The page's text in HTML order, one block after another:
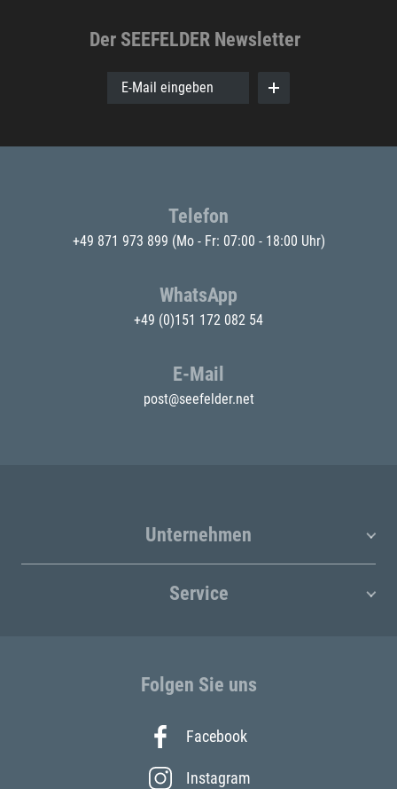
Der SEEFELDER Newsletter
E-Mail eingeben
Telefon
+49 871 973 899 (Mo - Fr: 07:00 - 18:00 Uhr)
WhatsApp
+49 (0)151 172 082 54
E-Mail
post@seefelder.net
Unternehmen
Service
Folgen Sie uns
Facebook
Instagram